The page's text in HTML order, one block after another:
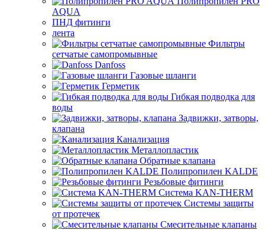
AQUA
ПНД фитинги
лента
Фильтры
сетчатые самопромывные
Danfoss
Газовые шланги
Герметик
Гибкая подводка для
воды
Задвижки, затворы,
клапана
Канализация
Металлопластик
Обратные клапана
Полипропилен KALDE
Резьбовые фитинги
Система KAN-THERM
Системы защиты
от протечек
Смесительные клапаны